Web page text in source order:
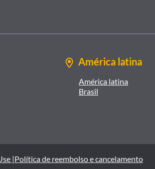
América latina
América latina
Brasil
|Política de reembolso e cancelamento